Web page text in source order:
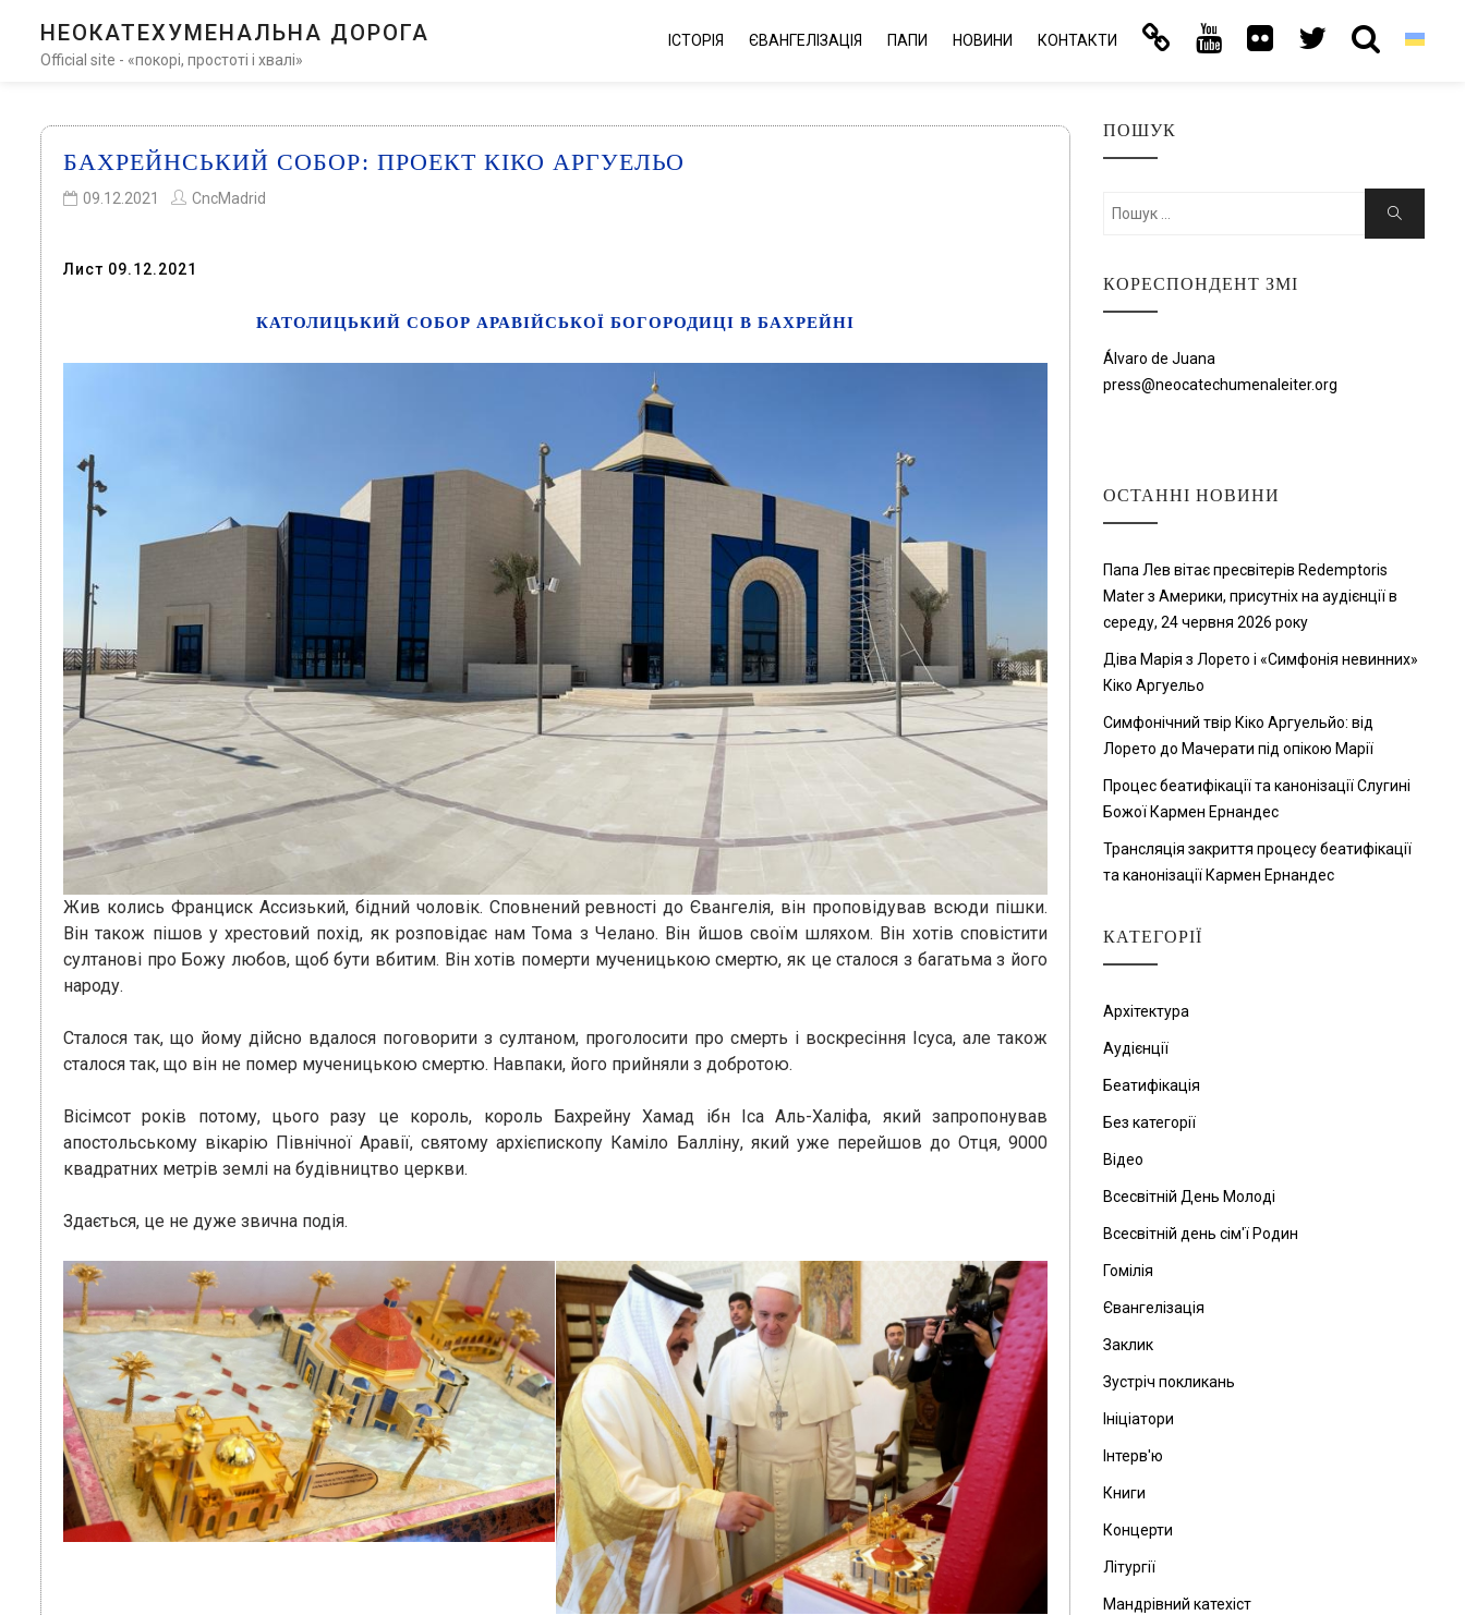
НЕОКАТЕХУМЕНАЛЬНА ДОРОГА
Official site - «покорі, простоті і хвалі»
ІСТОРІЯ ЄВАНГЕЛІЗАЦІЯ ПАПИ НОВИНИ КОНТАКТИ
БАХРЕЙНСЬКИЙ СОБОР: ПРОЕКТ КІКО АРГУЕЛЬО
09.12.2021 CncMadrid
Лист 09.12.2021
КАТОЛИЦЬКИЙ СОБОР АРАВІЙСЬКОЇ БОГОРОДИЦІ В БАХРЕЙНІ
Жив колись Франциск Ассизький, бідний чоловік. Сповнений ревності до Євангелія, він проповідував всюди пішки.
Він також пішов у хрестовий похід, як розповідає нам Тома з Челано. Він йшов своїм шляхом. Він хотів сповістити
султанові про Божу любов, щоб бути вбитим. Він хотів померти мученицькою смертю, як це сталося з багатьма з його
народу.
Сталося так, що йому дійсно вдалося поговорити з султаном, проголосити про смерть і воскресіння Ісуса, але також
сталося так, що він не помер мученицькою смертю. Навпаки, його прийняли з добротою.
Вісімсот років потому, цього разу це король, король Бахрейну Хамад ібн Іса Аль-Халіфа, який запропонував
апостольському вікарію Північної Аравії, святому архієпископу Каміло Балліну, який уже перейшов до Отця, 9000
квадратних метрів землі на будівництво церкви.
Здається, це не дуже звична подія.
ПОШУК
Шукати:
Пошук
КОРЕСПОНДЕНТ ЗМІ
Álvaro de Juana
press@neocatechumenaleiter.org
ОСТАННІ НОВИНИ
Папа Лев вітає пресвітерів Redemptoris
Mater з Америки, присутніх на аудієнції в
середу, 24 червня 2026 року
Діва Марія з Лорето і «Симфонія невинних»
Кіко Аргуельо
Симфонічний твір Кіко Аргуельйо: від
Лорето до Мачерати під опікою Марії
Процес беатифікації та канонізації Слугині
Божої Кармен Ернандес
Трансляція закриття процесу беатифікації
та канонізації Кармен Ернандес
КАТЕГОРІЇ
Архітектура
Аудієнції
Беатифікація
Без категорії
Відео
Всесвітній День Молоді
Всесвітній день сім'ї Родин
Гомілія
Євангелізація
Заклик
Зустріч покликань
Ініціатори
Інтерв'ю
Книги
Концерти
Літургії
Мандрівний катехіст